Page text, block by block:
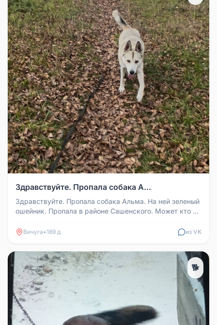
Здравствуйте. Пропала собака А...
Здравствуйте. Пропала собака Альма. На ней зеленый
ошейник. Пропала в районе Сашенского. Может кто то
Вичуга•189 д из VK
🐕